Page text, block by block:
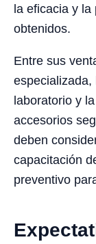
la eficacia y la
obtenidos.
Entre sus
especializada,
laboratorio y
accesorios
deben
capacitación
preventivo